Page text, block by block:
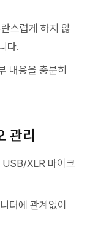
스럽게 하지 않
다.
내용을 충분히
관리
USB/XLR 마이크
터에 관계없이